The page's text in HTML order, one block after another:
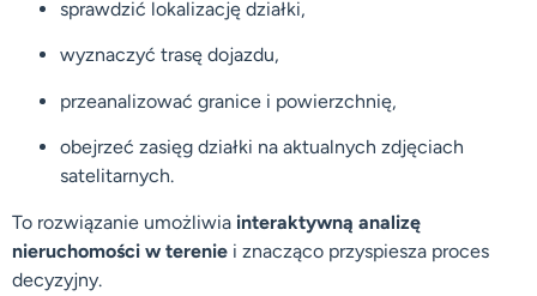
sprawdzić lokalizację działki,
wyznaczyć trasę dojazdu,
przeanalizować granice i powierzchnię,
obejrzeć zasięg działki na aktualnych zdjęciach
satelitarnych.
To rozwiązanie umożliwia interaktywną analizę
nieruchomości w terenie i znacząco przyspiesza proces
decyzyjny.